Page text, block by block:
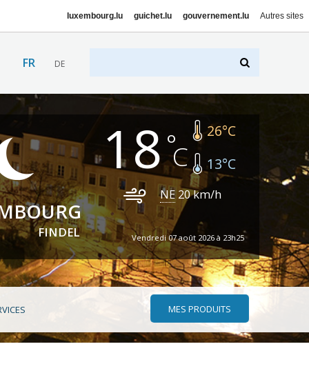
luxembourg.lu guichet.lu gouvernement.lu Autres sites
FR DE
FINDEL
18 26°C
13°C
NE 20km/h
Vendredi 07 août 2026 à 23h25
MES PRODUITS